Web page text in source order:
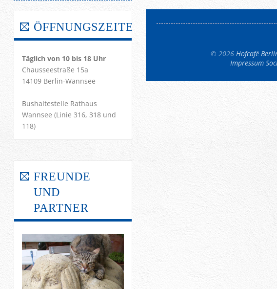
ÖFFNUNGSZEITEN!
Täglich von 10 bis 18 Uhr
Chausseestraße 15a
14109 Berlin-Wannsee
Bushaltestelle Rathaus
Wannsee (Linie 316, 318 und
118)
FREUNDE
UND
PARTNER
© 2026Hofcafé
Impressum